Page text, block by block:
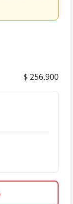
$ 256.900